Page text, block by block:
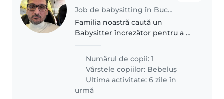
Job de babysitting în București
Familia noastră caută un
Babysitter încrezător pentru a ne
calm, deci căutăm pe cineva
calm și plin de bunătate. Dacă..
Numărul de copii: 1
Vârstele copiilor: Bebeluș
Ultima activitate: 6 zile în
urmă